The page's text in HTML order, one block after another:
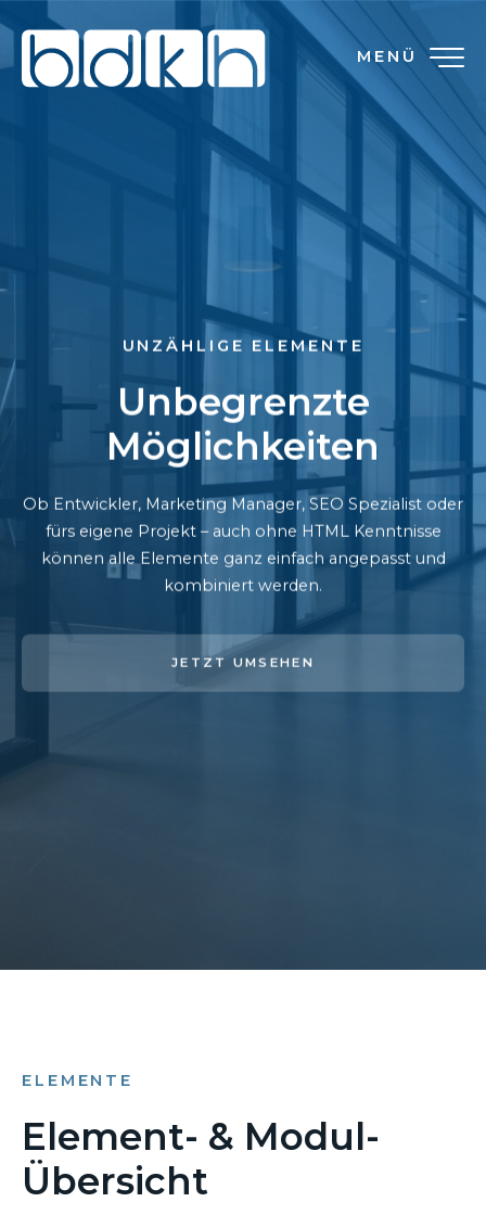
MENÜ
UNZÄHLIGE ELEMENTE
Unbegrenzte
Möglichkeiten
Ob Entwickler, Marketing Manager, SEO Spezialist oder
fürs eigene Projekt – auch ohne HTML Kenntnisse
können alle Elemente ganz einfach angepasst und
kombiniert werden.
JETZT UMSEHEN
ELEMENTE
Element- & Modul-
Übersicht